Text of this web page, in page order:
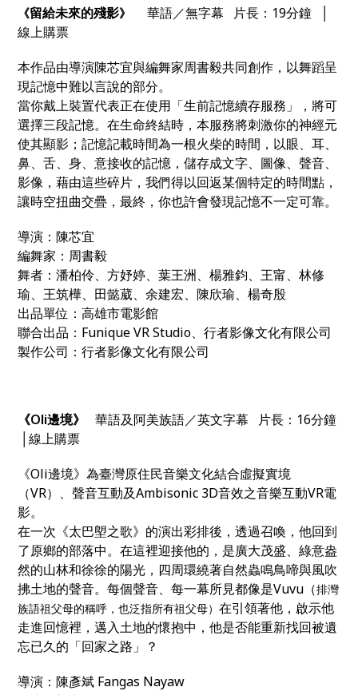
《留給未來的殘影》
華語／無字幕 片長：19分鐘 │
線上購票
本作品由導演陳芯宜與編舞家周書毅共同創作，以舞蹈呈
現記憶中難以言說的部分。
當你戴上裝置代表正在使用「生前記憶續存服務」，將可
選擇三段記憶。在生命終結時，本服務將刺激你的神經元
使其顯影；記憶記載時間為一根火柴的時間，以眼、耳、
鼻、舌、身、意接收的記憶，儲存成文字、圖像、聲音、
影像，藉由這些碎片，我們得以回返某個特定的時間點，
讓時空扭曲交疊，最終，你也許會發現記憶不一定可靠。
導演：陳芯宜
編舞家：周書毅
舞者：潘柏伶、方妤婷、葉王洲、楊雅鈞、王甯、林修
瑜、王筑樺、田懿葳、余建宏、陳欣瑜、楊奇殷
出品單位：高雄市電影館
聯合出品：Funique VR Studio、行者影像文化有限公司
製作公司：行者影像文化有限公司
《Oli邊境》
華語及阿美族語／英文字幕 片長：16分鐘
│線上購票
《Oli邊境》為臺灣原住民音樂文化結合虛擬實境
（VR）、聲音互動及Ambisonic 3D音效之音樂互動VR電
影。
在一次《太巴塱之歌》的演出彩排後，透過召喚，他回到
了原鄉的部落中。在這裡迎接他的，是廣大茂盛、綠意盎
然的山林和徐徐的陽光，四周環繞著自然蟲鳴鳥啼與風吹
拂土地的聲音。每個聲音、每一幕所見都像是Vuvu （排灣
族語祖父母的稱呼，也泛指所有祖父母）在引領著他，啟示他
走進回憶裡，邁入土地的懷抱中，他是否能重新找回被遺
忘已久的「回家之路」？
導演：陳彥斌 Fangas Nayaw